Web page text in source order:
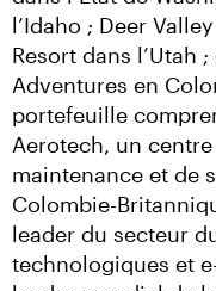
l’Idaho ; Deer
Resort dans l’Utah
Adventures en
portefeuille
Aerotech, un
maintenance et de
Colombie-
leader du secteur
technologiques et